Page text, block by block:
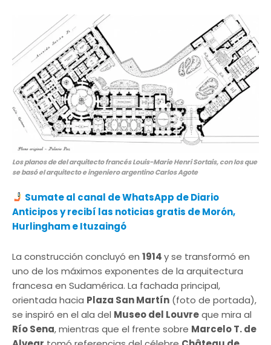
Los planos de del arquitecto francés Louis-Marie Henri Sortais, con los que
se basó el arquitecto e ingeniero argentino Carlos Agote
Sumate al canal de WhatsApp de Diario
Anticipos y recibí las noticias gratis de Morón,
Hurlingham e Ituzaingó
La construcción concluyó en 1914y se transformó en
uno de los máximos exponentes de la arquitectura
francesa en Sudamérica. La fachada principal,
orientada hacia Plaza San Martín (foto de portada),
se inspiró en el ala del Museo del Louvreque mira al
Río Sena, mientras que el frente sobre Marcelo T. de